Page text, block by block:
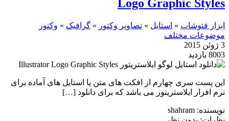
Logo Graphic Styles
ابزار فتوشاپ » استایل » تصاویر وکتور » گرافیک » وکتور
موضوعات مختلف
3 ژوئن 2015
8003 بازدید
این پست سری چهارم از افکت های متن یا استایل های آماده برای
نرم افزار ایلاستریتور می باشد که برای دانلود […]
نویسنده: shahram